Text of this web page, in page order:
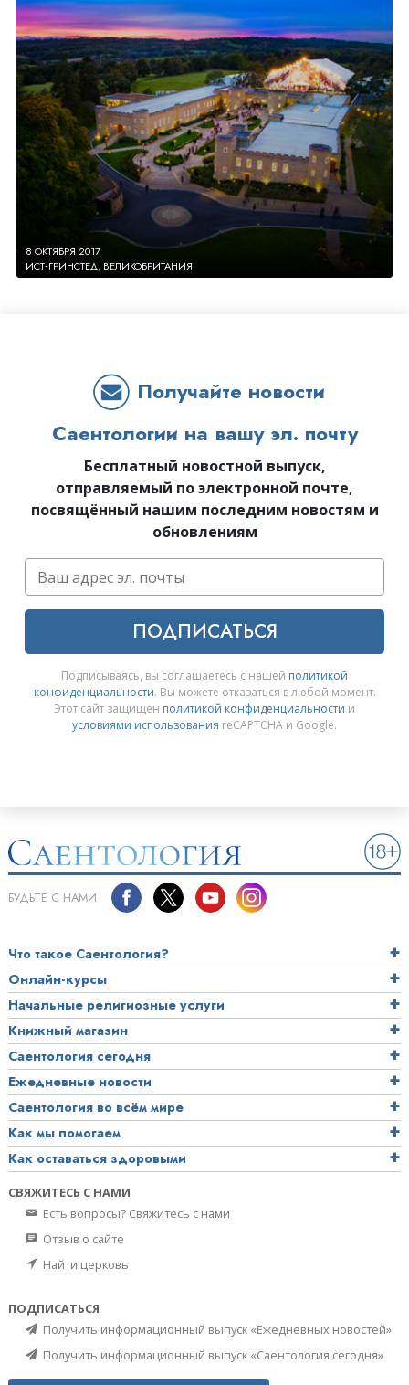
8 ОКТЯБРЯ 2017
ИСТ‑ГРИНСТЕД, ВЕЛИКОБРИТАНИЯ
Получайте новости
Саентологии на вашу эл. почту
Бесплатный новостной выпуск,
отправляемый по электронной почте,
посвящённый нашим последним новостям и
обновлениям
ПОДПИСАТЬСЯ
Подписываясь, вы соглашаетесь с нашей политикой
конфиденциальности. Вы можете отказаться в любой момент.
Этот сайт защищен политикой конфиденциальности и
условиями использования reCAPTCHA и Google.
БУДЬТЕ С НАМИ
Что такое Саентология?
Онлайн-курсы
Начальные религиозные услуги
Книжный магазин
Саентология сегодня
Ежедневные новости
Саентология во всём мире
Как мы помогаем
Как оставаться здоровыми
СВЯЖИТЕСЬ С НАМИ
Есть вопросы? Свяжитесь с нами
Отзыв о сайте
Найти церковь
ПОДПИСАТЬСЯ
Получить информационный выпуск «Ежедневных новостей»
Получить информационный выпуск «Саентология сегодня»